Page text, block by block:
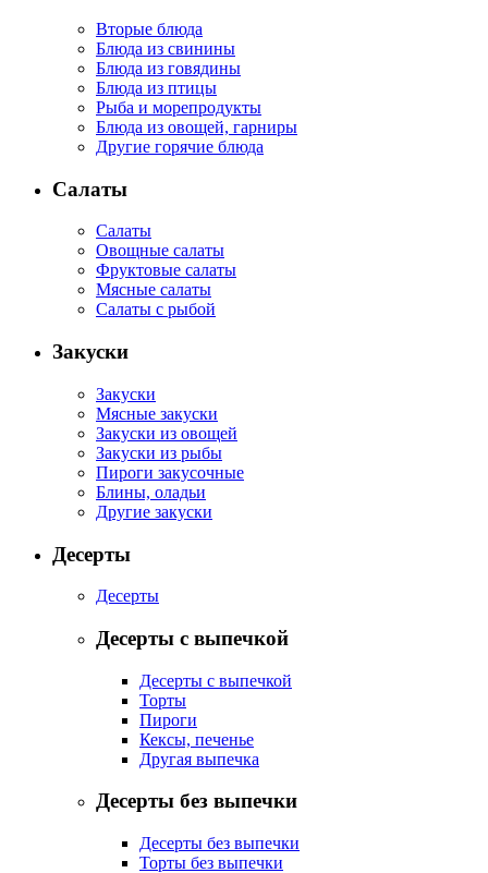
Вторые блюда
Блюда из свинины
Блюда из говядины
Блюда из птицы
Рыба и морепродукты
Блюда из овощей, гарниры
Другие горячие блюда
Салаты
Салаты
Овощные салаты
Фруктовые салаты
Мясные салаты
Салаты с рыбой
Закуски
Закуски
Мясные закуски
Закуски из овощей
Закуски из рыбы
Пироги закусочные
Блины, оладьи
Другие закуски
Десерты
Десерты
Десерты с выпечкой
Десерты с выпечкой
Торты
Пироги
Кексы, печенье
Другая выпечка
Десерты без выпечки
Десерты без выпечки
Торты без выпечки